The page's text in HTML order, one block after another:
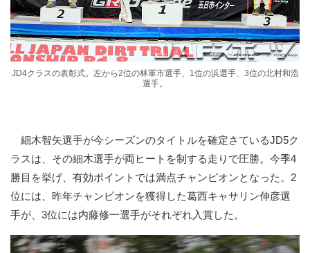
JD4クラスの表彰式。左から2位の林軍市選手、1位の浜選手、3位の北村和浩
選手。
細木智矢選手が今シーズンのタイトルを確定さているJD5ク
ラスは、その細木選手が両ヒートを制する走りで圧勝。今季4
勝目を挙げ、有効ポイントでは満点チャンピオンとなった。2
位には、昨年チャンピオンを獲得した葛西キャサリン伸彦選
手が、3位には内藤修一選手がそれぞれ入賞した。